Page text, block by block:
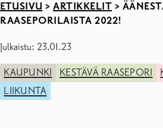
ETUSIVU > ARTIKKELIT >
RAASEPORILAISTA 2022!
Julkaistu: 23.01.23
KAUPUNKI KESTÄVÄ RAASEPORI
LIIKUNTA